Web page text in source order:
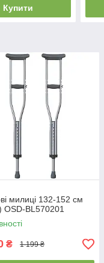
Купити
милиці 132-152 см
OSD-BL570201
₴ 1 199 ₴